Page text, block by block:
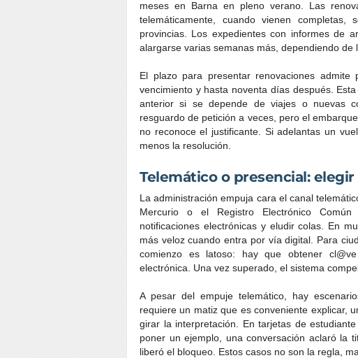
meses en Barna en pleno verano. Las
telemáticamente, cuando vienen
provincias. Los expedientes con informes de
alargarse varias semanas más, dependiendo de
El plazo para presentar renovaciones
vencimiento y hasta noventa días después.
anterior si se depende de viajes o nuevas
resguardo de petición a veces, pero el
no reconoce el justificante. Si adelantas un
menos la resolución.
Telemático o presencial:
La administración empuja cara el canal
Mercurio o el Registro Electrónico
notificaciones electrónicas y eludir colas. En
más veloz cuando entra por vía digital. Para
comienzo es latoso: hay que obtener
electrónica. Una vez superado, el sistema
A pesar del empuje telemático, hay
requiere un matiz que es conveniente explicar,
girar la interpretación. En tarjetas de
poner un ejemplo, una conversación aclaró la
liberó el bloqueo. Estos casos no son la regla,